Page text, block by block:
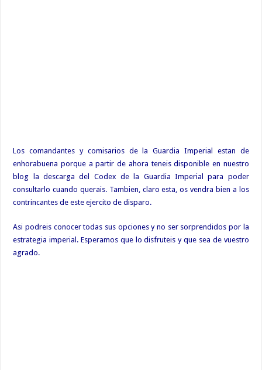
Los comandantes y comisarios de la Guardia Imperial estan de
enhorabuena porque a partir de ahora teneis disponible en nuestro
blog la descarga del Codex de la Guardia Imperial para poder
consultarlo cuando querais. Tambien, claro esta, os vendra bien a los
contrincantes de este ejercito de disparo.
Asi podreis conocer todas sus opciones y no ser sorprendidos por la
estrategia imperial. Esperamos que lo disfruteis y que sea de vuestro
agrado.